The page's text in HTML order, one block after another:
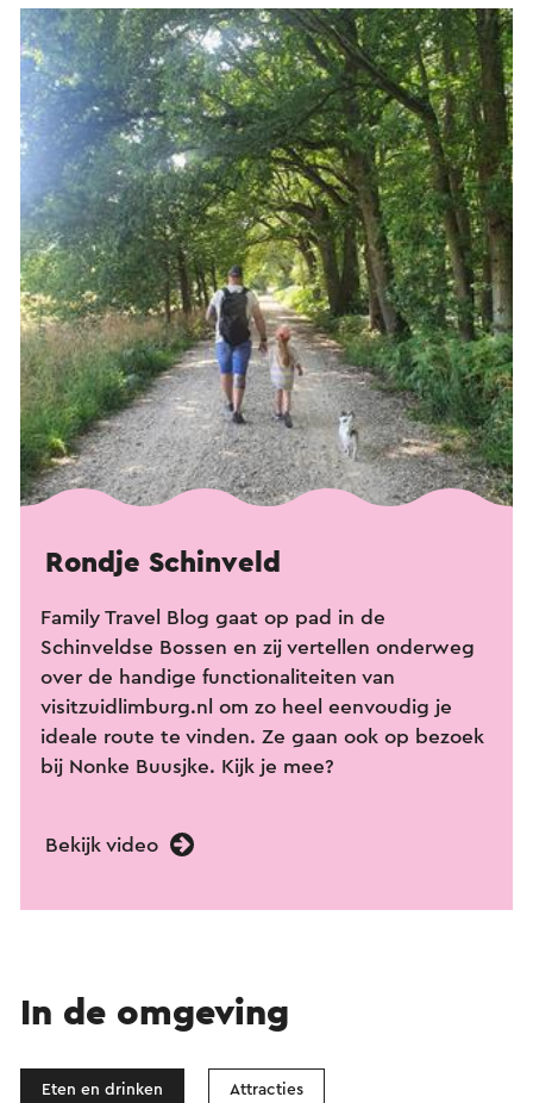
Rondje Schinveld
Family Travel Blog gaat op pad in de
Schinveldse Bossen en zij vertellen onderweg
over de handige functionaliteiten van
visitzuidlimburg.nl om zo heel eenvoudig je
ideale route te vinden. Ze gaan ook op bezoek
bij Nonke Buusjke. Kijk je mee?
Bekijk video
In de omgeving
Eten en drinken Attracties